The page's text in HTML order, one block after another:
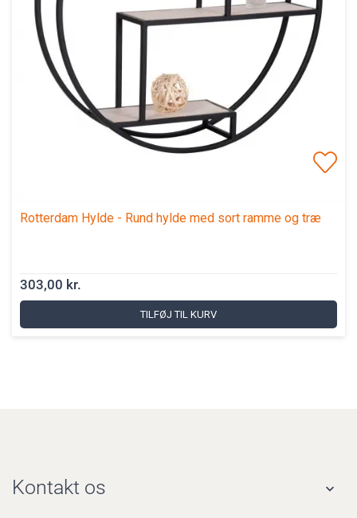
Rotterdam Hylde - Rund hylde med sort ramme og træ
303,00 kr.
TILFØJ TIL KURV
Kontakt os 